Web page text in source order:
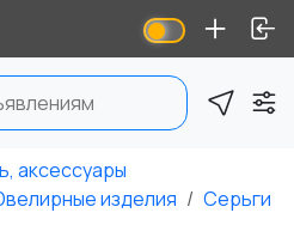
аксессуары
изделия Серьги